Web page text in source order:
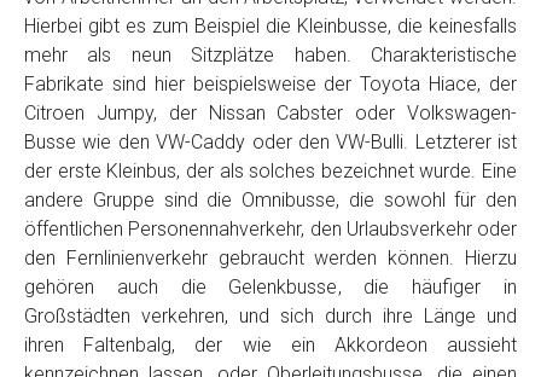
Hierbei gibt es zum Beispiel die Kleinbusse, die keinesfalls
mehr als neun Sitzplätze haben. Charakteristische
Fabrikate sind hier beispielsweise der Toyota Hiace, der
Citroen Jumpy, der Nissan Cabster oder Volkswagen-
Busse wie den VW-Caddy oder den VW-Bulli. Letzterer ist
der erste Kleinbus, der als solches bezeichnet wurde. Eine
andere Gruppe sind die Omnibusse, die sowohl für den
öffentlichen Personennahverkehr, den Urlaubsverkehr oder
den Fernlinienverkehr gebraucht werden können. Hierzu
gehören auch die Gelenkbusse, die häufiger in
Großstädten verkehren, und sich durch ihre Länge und
ihren Faltenbalg, der wie ein Akkordeon aussieht